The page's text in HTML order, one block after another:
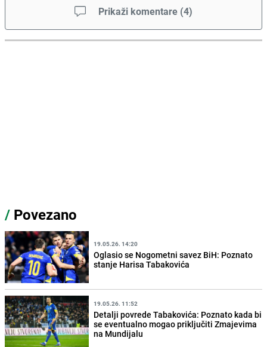
Prikaži komentare (4)
/ Povezano
19.05.26. 14:20
Oglasio se Nogometni savez BiH: Poznato
stanje Harisa Tabakovića
19.05.26. 11:52
Detalji povrede Tabakovića: Poznato kada bi
se eventualno mogao priključiti Zmajevima
na Mundijalu